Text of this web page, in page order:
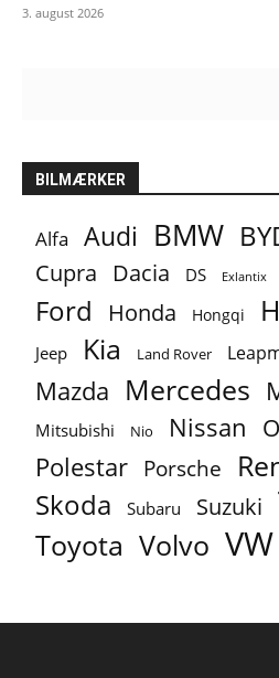
3. august 2026
BILMÆRKER
Alfa Audi BMW
Cupra Dacia DS Exlantix
Ford Honda Hongqi
Jeep Kia Land Rover
Mazda Mercedes
Mitsubishi Nio Nissan
Polestar Porsche
Skoda Subaru Suzuki
Toyota Volvo VW